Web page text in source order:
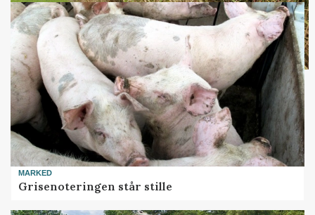
MARKED
Grisenoteringen står stille